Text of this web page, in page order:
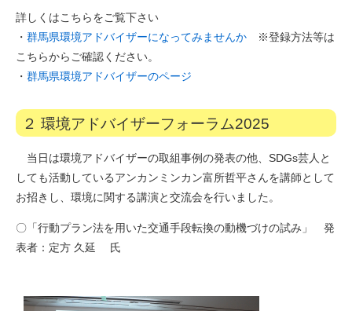
詳しくはこちらをご覧下さい
・ 群馬県環境アドバイザーになってみませんか ※登録方法等は
こちらからご確認ください。
・ 群馬県環境アドバイザーのページ
２ 環境アドバイザーフォーラム2025
当日は環境アドバイザーの取組事例の発表の他、SDGs芸人と
しても活動しているアンカンミンカン富所哲平さんを講師として
お招きし、環境に関する講演と交流会を行いました。
〇「行動プラン法を用いた交通手段転換の動機づけの試み」 発
表者：定方 久延 氏